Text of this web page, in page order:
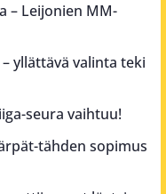
– Leijonien MM-
yllättävä valinta teki
seura vaihtuu!
tähden sopimus